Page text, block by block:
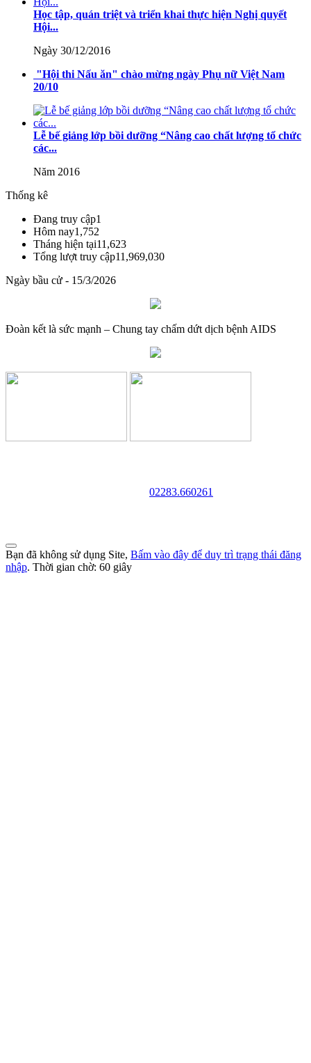
238/2025/NĐ-CP
Quy định về chính sách học phí, miễn, giảm, hỗ trợ học phí, hỗ trợ
chi phí học tập và giá dịch vụ trong lĩnh vực giáo dục, đào tạo
Lượt xem:348 | lượt tải:225
Nghị quyết số 71-NQ/TWcủa Bộ Chính trị về đột phá phát triển
giáo dục và đào tạo
08/2025/TT-BGDĐT
Thông tư số 08/2025/TT-BGDĐT của Bộ Giáo dục và Đào tạo:
Quy định thời hạn lưu trữ hồ sơ, tài liệu thuộc lĩnh vực giáo dục và
đào tạo
Lượt xem:574 | lượt tải:0
Học tập, quán triệt và triển khai thực hiện Nghị quyết
Hội...
Ngày 30/12/2016
"Hội thi Nấu ăn" chào mừng ngày Phụ nữ Việt Nam
20/10
Lễ bế giảng lớp bồi dưỡng “Nâng cao chất lượng tổ chức
các...
Năm 2016
Thống kê
Đang truy cập1
Hôm nay1,752
Tháng hiện tại11,623
Tổng lượt truy cập11,969,030
Ngày bầu cử - 15/3/2026
Đoàn kết là sức mạnh – Chung tay chấm dứt dịch bệnh AIDS
02283.660261
Bạn đã không sử dụng Site, Bấm vào đây để duy trì trạng thái đăng
nhập. Thời gian chờ: 60 giây